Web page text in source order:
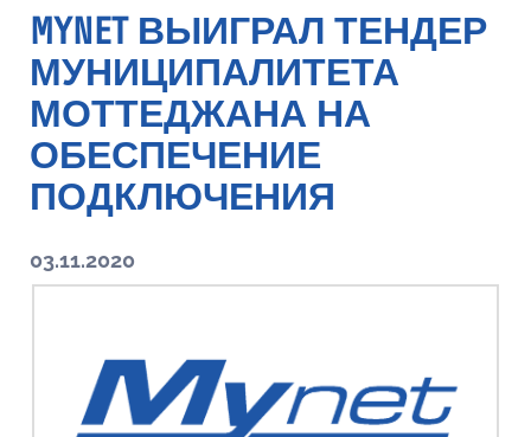
ИСТОРИЯ
КОММУНИКАЦИЯ
КОНТАКТЫ
MYNET ВЫИГРАЛ ТЕНДЕР
МУНИЦИПАЛИТЕТА
МОТТЕДЖАНА НА
ОБЕСПЕЧЕНИЕ
ПОДКЛЮЧЕНИЯ
03.11.2020